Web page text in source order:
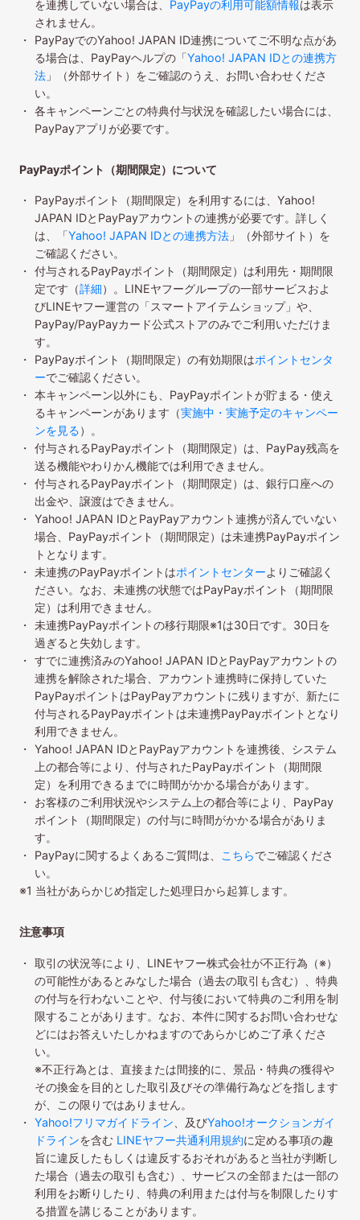
を連携していない場合は、 PayPayの利用可能額情報は表示
されません。
PayPayでのYahoo! JAPAN ID連携についてご不明な点があ
る場合は、PayPayヘルプの「Yahoo! JAPAN IDとの連携方
法 」（外部サイト）をご確認のうえ、お問い合わせくださ
い。
各キャンペーンごとの特典付与状況を確認したい場合には、
PayPayアプリが必要です。
PayPayポイント（期間限定）について
PayPayポイント（期間限定）を利用するには、Yahoo!
JAPAN IDとPayPayアカウントの連携が必要です。詳しく
は、「Yahoo! JAPAN IDとの連携方法 」（外部サイト）を
ご確認ください。
付与されるPayPayポイント（期間限定）は利用先・期間限
定です（詳細）。LINEヤフーグループの一部サービスおよ
びLINEヤフー運営の「スマートアイテムショップ」や、
PayPay/PayPayカード公式ストアのみでご利用いただけま
す。
PayPayポイント（期間限定）の有効期限はポイントセンタ
ーでご確認ください。
本キャンペーン以外にも、PayPayポイントが貯まる・使え
るキャンペーンがあります（実施中・実施予定のキャンペー
ンを見る）。
付与されるPayPayポイント（期間限定）は、PayPay残高を
送る機能やわりかん機能では利用できません。
付与されるPayPayポイント（期間限定）は、銀行口座への
出金や、譲渡はできません。
Yahoo! JAPAN IDとPayPayアカウント連携が済んでいない
場合、PayPayポイント（期間限定）は未連携PayPayポイン
トとなります。
未連携のPayPayポイントはポイントセンターよりご確認く
ださい。なお、未連携の状態ではPayPayポイント（期間限
定）は利用できません。
未連携PayPayポイントの移行期限※1は30日です。30日を
過ぎると失効します。
すでに連携済みのYahoo! JAPAN IDとPayPayアカウントの
連携を解除された場合、アカウント連携時に保持していた
PayPayポイントはPayPayアカウントに残りますが、新たに
付与されるPayPayポイントは未連携PayPayポイントとなり
利用できません。
Yahoo! JAPAN IDとPayPayアカウントを連携後、システム
上の都合等により、付与されたPayPayポイント（期間限
定）を利用できるまでに時間がかかる場合があります。
お客様のご利用状況やシステム上の都合等により、PayPay
ポイント（期間限定）の付与に時間がかかる場合がありま
す。
PayPayに関するよくあるご質問は、 こちらでご確認くださ
い。
※1 当社があらかじめ指定した処理日から起算します。
注意事項
取引の状況等により、LINEヤフー株式会社が不正行為（※）
の可能性があるとみなした場合（過去の取引も含む）、特典
の付与を行わないことや、付与後において特典のご利用を制
限することがあります。なお、本件に関するお問い合わせな
どにはお答えいたしかねますのであらかじめご了承くださ
い。
※不正行為とは、直接または間接的に、景品・特典の獲得や
その換金を目的とした取引及びその準備行為などを指します
が、この限りではありません。
Yahoo!フリマガイドライン 、及びYahoo!オークションガイ
ドラインを含む LINEヤフー共通利用規約に定める事項の趣
旨に違反したもしくは違反するおそれがあると当社が判断し
た場合（過去の取引も含む）、サービスの全部または一部の
利用をお断りしたり、特典の利用または付与を制限したりす
る措置を講じることがあります。